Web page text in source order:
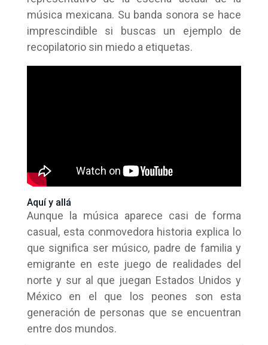
música mexicana. Su banda sonora se hace
imprescindible si buscas un ejemplo de
recopilatorio sin miedo a etiquetas.
Aquí y allá
Aunque la música aparece casi de forma
casual, esta conmovedora historia explica lo
que significa ser músico, padre de familia y
emigrante en este juego de realidades del
norte y sur al que juegan Estados Unidos y
México en el que los peones son esta
generación de personas que se encuentran
entre dos mundos.